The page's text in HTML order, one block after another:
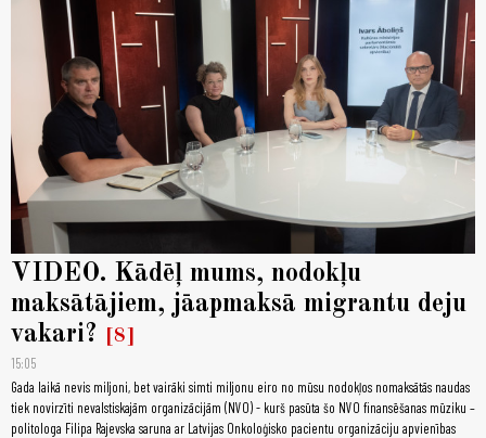
VIDEO. Kādēļ mums, nodokļu
maksātājiem, jāapmaksā migrantu deju
vakari?
8
15:05
Gada laikā nevis miljoni, bet vairāki simti miljonu eiro no mūsu nodokļos nomaksātās naudas
tiek novirzīti nevalstiskajām organizācijām (NVO) - kurš pasūta šo NVO finansēšanas mūziku –
politologa Filipa Rajevska saruna ar Latvijas Onkoloģisko pacientu organizāciju apvienības